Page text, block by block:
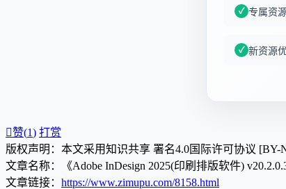
专属资
新资源
赞(1) 打赏
版权声明：本文采用知识共享 署名4.0国际许可协议 [BY-
文章名称：《Adobe InDesign 2025(印刷排版软件)
文章链接： https://www.zimupu.com/8158.html